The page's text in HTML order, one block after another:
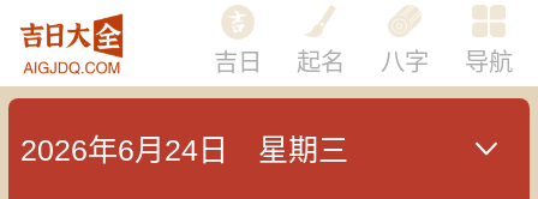
吉日 起名 八字 导航
2026年6月24日 星期三